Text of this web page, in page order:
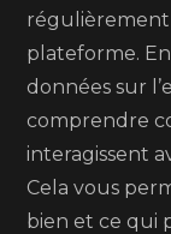
régulièrement
plateforme.
données sur
comprendre
interagissent
Cela vous
bien et ce qui